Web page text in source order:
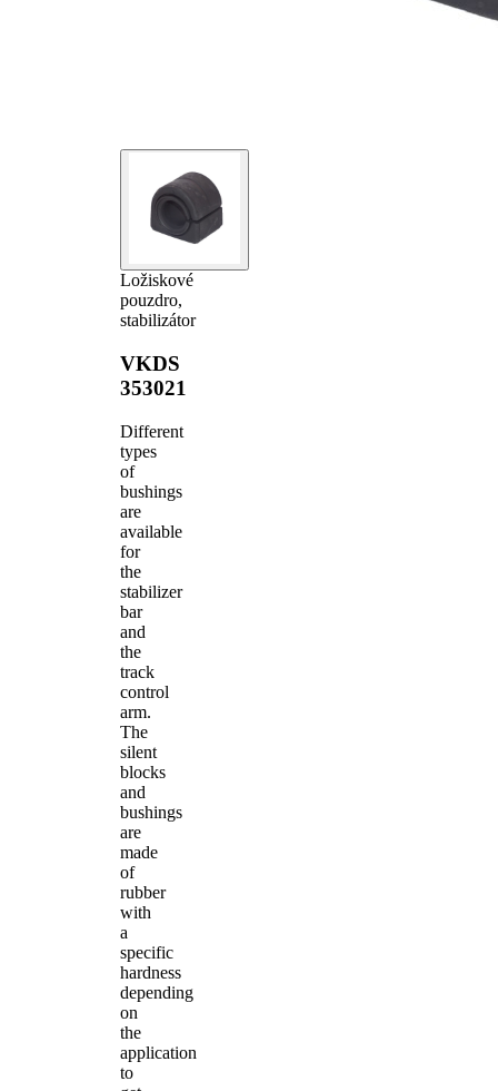
Ložiskové
pouzdro,
stabilizátor
VKDS
353021
Different
types
of
bushings
are
available
for
the
stabilizer
bar
and
the
track
control
arm.
The
silent
blocks
and
bushings
are
made
of
rubber
with
a
specific
hardness
depending
on
the
application
to